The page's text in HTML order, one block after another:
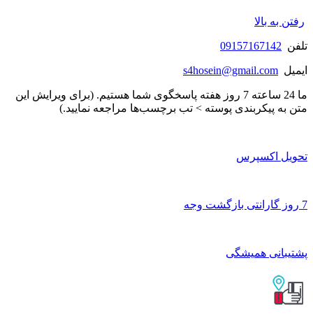
رفتن به بالا
تلفن 09157167142
ایمیل s4hosein@gmail.com
ما 24 ساعته 7 روز هفته پاسخگوی شما هستیم. (برای ویرایش این
متن به پیکربندی پوسته > تب برچسب‌ها مراجعه نمایید.)
تحویل اکسپرس
7 روز گارانتی بازگشت وجه
پشتیبانی همیشگی